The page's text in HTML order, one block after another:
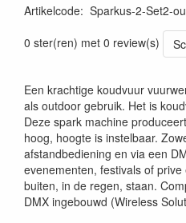
Artikelcode: Sparkus-2-Set2-
0 ster(ren) met 0 review(s)
Een krachtige koudvuur
als outdoor gebruik. Het is
Deze spark machine
hoog, hoogte is instelbaar.
afstandbediening en via een
evenementen, festivals of
buiten, in de regen, staan.
DMX ingebouwd (Wireless